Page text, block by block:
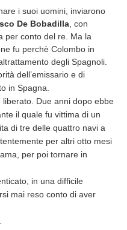
i suoi uomini, inviarono
De Bobadilla, con
per conto del re. Ma la
fu perchè Colombo in
degli Spagnoli.
dell’emissario e di
in Spagna.
Due anni dopo ebbe
il quale fu vittima di un
di tre delle quattro navi a
per altri otto mesi
per poi tornare in
in una difficile
mai reso conto di aver